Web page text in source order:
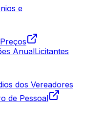
e
AnualLicitantes
dos Vereadores
de Pessoal